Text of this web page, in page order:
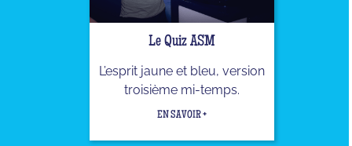
Le Quiz ASM
L’esprit jaune et bleu, version
troisième mi-temps.
EN SAVOIR +